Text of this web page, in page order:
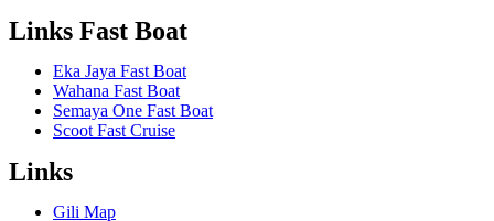
Links Fast Boat
Eka Jaya Fast Boat
Wahana Fast Boat
Semaya One Fast Boat
Scoot Fast Cruise
Links
Gili Map